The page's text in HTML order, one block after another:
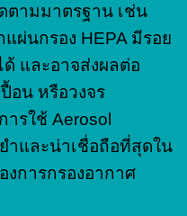
ตามมาตรฐาน เช่น
ผ่นกรอง HEPA มีรอย
และอาจส่งผลต่อ
อน หรือวงจร
รใช้ Aerosol
ำและน่าเชื่อถือที่สุดใน
การกรองอากาศ